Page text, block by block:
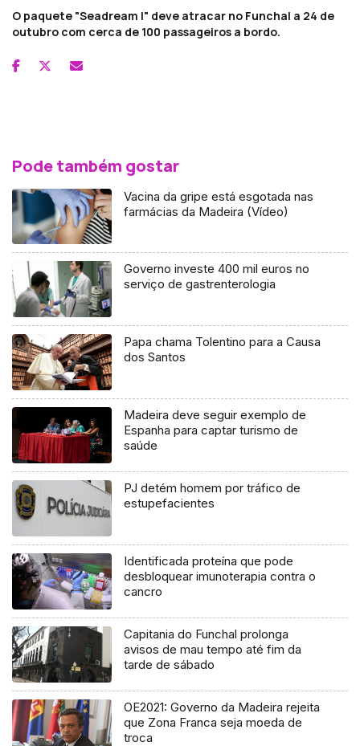
O paquete "Seadream l" deve atracar no Funchal a 24 de
outubro com cerca de 100 passageiros a bordo.
Pode também gostar
Vacina da gripe está esgotada nas
farmácias da Madeira (Vídeo)
Governo investe 400 mil euros no
serviço de gastrenterologia
Papa chama Tolentino para a Causa
dos Santos
Madeira deve seguir exemplo de
Espanha para captar turismo de
saúde
PJ detém homem por tráfico de
estupefacientes
Identificada proteína que pode
desbloquear imunoterapia contra o
cancro
Capitania do Funchal prolonga
avisos de mau tempo até fim da
tarde de sábado
OE2021: Governo da Madeira rejeita
que Zona Franca seja moeda de
troca